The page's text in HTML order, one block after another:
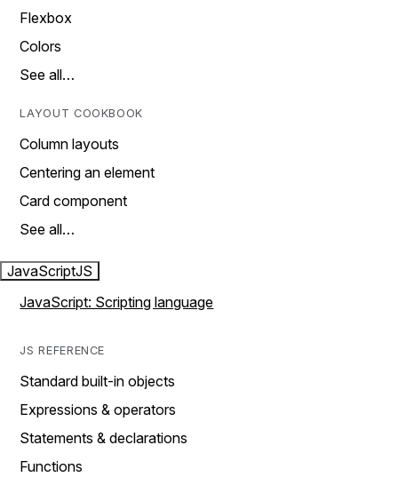
Flexbox
Colors
See all…
LAYOUT COOKBOOK
Column layouts
Centering an element
Card component
See all…
JavaScriptJS
JavaScript: Scripting language
JS REFERENCE
Standard built-in objects
Expressions & operators
Statements & declarations
Functions